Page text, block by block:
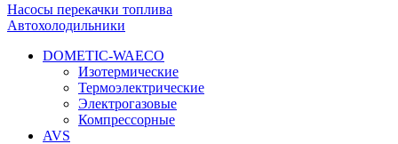
Насосы перекачки топлива
Автохолодильники
DOMETIC-WAECO
Изотермические
Термоэлектрические
Электрогазовые
Компрессорные
AVS